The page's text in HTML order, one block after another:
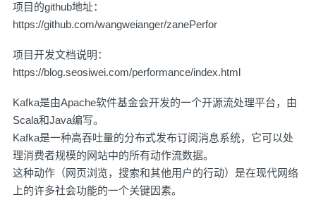
项目的github地址：
https://github.com/wangweianger/zanePerfor
项目开发文档说明：
https://blog.seosiwei.com/performance/index.html
Kafka是由Apache软件基金会开发的一个开源流处理平台，由
Scala和Java编写。
Kafka是一种高吞吐量的分布式发布订阅消息系统，它可以处
理消费者规模的网站中的所有动作流数据。
这种动作（网页浏览，搜索和其他用户的行动）是在现代网络
上的许多社会功能的一个关键因素。